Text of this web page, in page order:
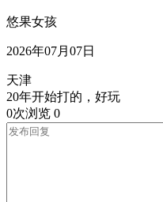
悠果女孩
2026年07月07日
天津
20年开始打的，好玩
0次浏览 0